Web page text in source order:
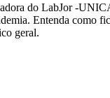
do LabJor -
Entenda
geral.